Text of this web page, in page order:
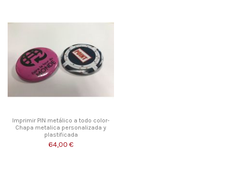
Imprimir PIN metálico a todo color-
Chapa metalica personalizada y
plastificada
64,00 €